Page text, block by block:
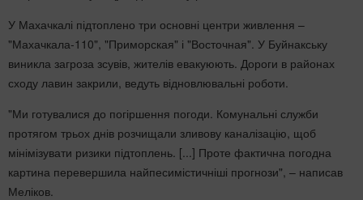
У Махачкалі підтоплено три основні центри живлення –
"Махачкала-110", "Приморская" і "Восточная". У Буйнакську
виникла загроза зсувів, жителів евакуюють. Дороги в районах
сходу лавин закрили, ведуть відновлювальні роботи.
"Ми готувалися до погіршення погоди. Комунальні служби
протягом трьох днів розчищали зливову каналізацію, щоб
мінімізувати ризики підтоплень. [...] Проте фактична погодна
картина перевершила найпесимістичніші прогнози", – написав
Меліков.